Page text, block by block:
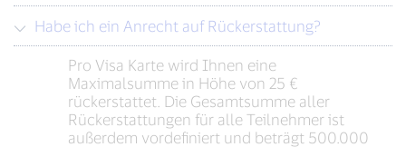
Habe ich ein Anrecht auf Rückerstattung?
Pro Visa Karte wird Ihnen eine
Maximalsumme in Höhe von 25 €
rückerstattet. Die Gesamtsumme aller
Rückerstattungen für alle Teilnehmer ist
außerdem vordefiniert und beträgt 500.000